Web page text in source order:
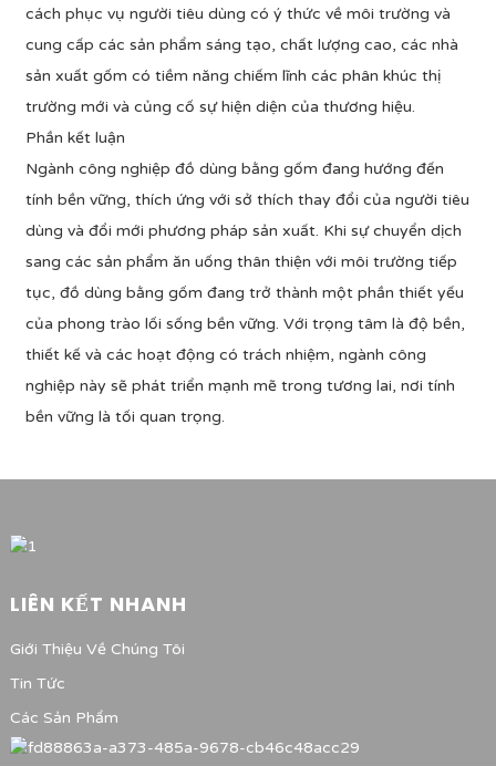
cách phục vụ người tiêu dùng có ý thức về môi trường và
cung cấp các sản phẩm sáng tạo, chất lượng cao, các nhà
sản xuất gốm có tiềm năng chiếm lĩnh các phân khúc thị
trường mới và củng cố sự hiện diện của thương hiệu.
Phần kết luận
Ngành công nghiệp đồ dùng bằng gốm đang hướng đến
tính bền vững, thích ứng với sở thích thay đổi của người tiêu
dùng và đổi mới phương pháp sản xuất. Khi sự chuyển dịch
sang các sản phẩm ăn uống thân thiện với môi trường tiếp
tục, đồ dùng bằng gốm đang trở thành một phần thiết yếu
của phong trào lối sống bền vững. Với trọng tâm là độ bền,
thiết kế và các hoạt động có trách nhiệm, ngành công
nghiệp này sẽ phát triển mạnh mẽ trong tương lai, nơi tính
bền vững là tối quan trọng.
LIÊN KẾT NHANH
Giới Thiệu Về Chúng Tôi
Tin Tức
Các Sản Phẩm